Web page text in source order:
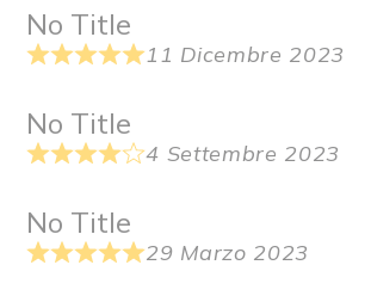
No Title
11 Dicembre 2023
No Title
4 Settembre 2023
No Title
29 Marzo 2023